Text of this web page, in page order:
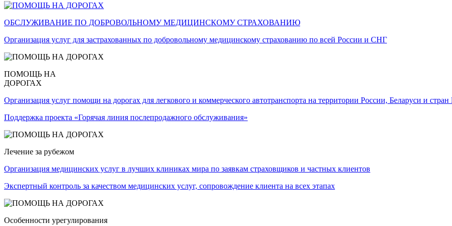
ОБСЛУЖИВАНИЕ ПО ДОБРОВОЛЬНОМУ МЕДИЦИНСКОМУ СТРАХОВАНИЮ
Организация услуг для застрахованных по добровольному медицинскому страхованию по всей России и СНГ
ПОМОЩЬ НА
ДОРОГАХ
Организация услуг помощи на дорогах для легкового и коммерческого автотранспорта на территории России, Беларуси и
Поддержка проекта «Горячая линия послепродажного обслуживания»
Лечение за рубежом
Организация медицинских услуг в лучших клиниках мира по заявкам страховщиков и частных клиентов
Экспертный контроль за качеством медицинских услуг, сопровождение клиента на всех этапах
Особенности урегулирования